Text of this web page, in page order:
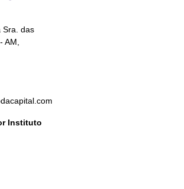
Sra. das
AM,
Instituto